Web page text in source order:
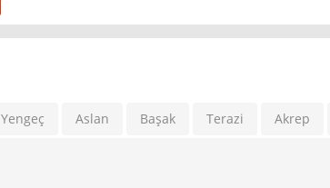
Yengeç Aslan Başak Terazi Akrep